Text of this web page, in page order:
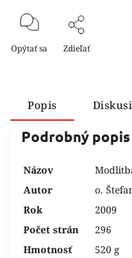
Opýtať sa Zdieľať
Popis
Podrobný popis
Názov
Autor
o.
Rok
2009
Počet strán
296
Hmotnosť
520 g